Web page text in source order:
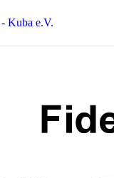
Kuba e.V.